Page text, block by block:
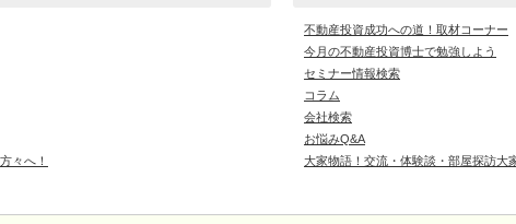
々へ！
不動産投資成功への道！取材コーナー
今月の不動産投資博士で勉強しよう
セミナー情報検索
コラム
会社検索
お悩みQ&A
大家物語！交流・体験談・部屋探訪大